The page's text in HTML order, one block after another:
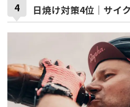
日焼け対策4位｜サイ